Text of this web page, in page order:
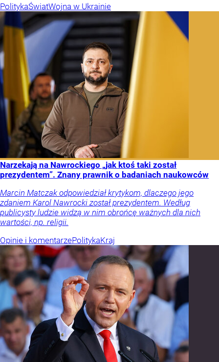
PolitykaŚwiatWojna w Ukrainie
Narzekają na Nawrockiego „jak ktoś taki został
prezydentem”. Znany prawnik o badaniach naukowców
Marcin Matczak odpowiedział krytykom, dlaczego jego
zdaniem Karol Nawrocki został prezydentem. Według
publicysty ludzie widzą w nim obrońcę ważnych dla nich
wartości, np. religii.
Opinie i komentarzePolitykaKraj